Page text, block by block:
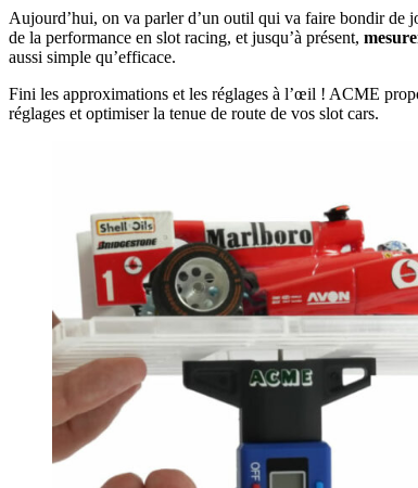
Aujourd’hui, on va parler d’un outil qui va faire bondir de
de la performance en slot racing, et jusqu’à présent,
aussi simple qu’efficace.
Fini les approximations et les réglages à l’œil ! ACME
réglages et optimiser la tenue de route de vos slot cars.